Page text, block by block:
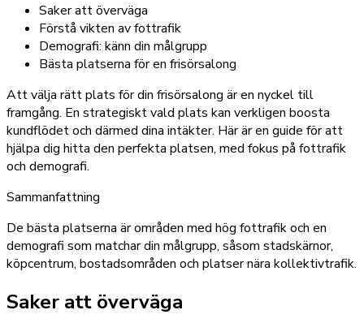
Saker att överväga
Förstå vikten av fottrafik
Demografi: känn din målgrupp
Bästa platserna för en frisörsalong
Att välja rätt plats för din frisörsalong är en nyckel till
framgång. En strategiskt vald plats kan verkligen boosta
kundflödet och därmed dina intäkter. Här är en guide för att
hjälpa dig hitta den perfekta platsen, med fokus på fottrafik
och demografi.
Sammanfattning
De bästa platserna är områden med hög fottrafik och en
demografi som matchar din målgrupp, såsom stadskärnor,
köpcentrum, bostadsområden och platser nära kollektivtrafik.
Saker att överväga